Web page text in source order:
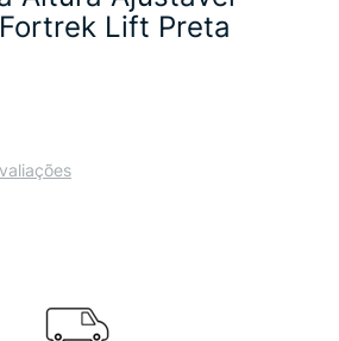
Lift Preta